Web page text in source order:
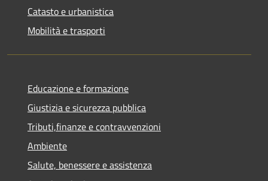
Catasto e urbanistica
Mobilità e trasporti
Educazione e formazione
Giustizia e sicurezza pubblica
Tributi,finanze e contravvenzioni
Ambiente
Salute, benessere e assistenza